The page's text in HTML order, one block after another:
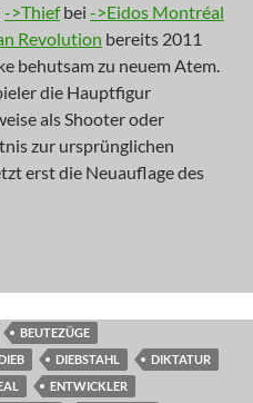
->Thiefbei ->Eidos Montréal
Revolution bereits 2011
behutsam zu neuem Atem.
die Hauptfigur
als Shooter oder
zur ursprünglichen
erst die Neuauflage des
BEUTEZÜGE
DIEBSTAHL
DIKTATUR
ENTWICKLER